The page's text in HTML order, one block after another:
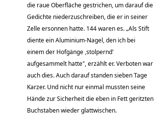
die raue Oberfläche gestrichen, um darauf die
Gedichte niederzuschreiben, die er in seiner
Zelle ersonnen hatte. 144 waren es. „Als Stift
diente ein Aluminium-Nagel, den ich bei
einem der Hofgänge ,stolpernd'
aufgesammelt hatte", erzählt er. Verboten war
auch dies. Auch darauf standen sieben Tage
Karzer. Und nicht nur einmal mussten seine
Hände zur Sicherheit die eben in Fett geritzten
Buchstaben wieder glattwischen.